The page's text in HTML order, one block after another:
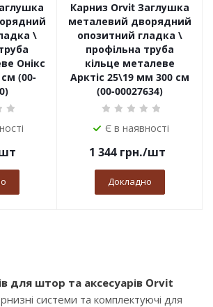
\
Онікс
(00-
Карниз Orvit Заглушка
металевий дворядний
опозитний гладка \
профільна труба
кільце металеве
Арктіс 25\19 мм 300 см
(00-00027634)
Є в наявності
1 344 грн./шт
Докладно
для штор та аксесуарів Orvit
системи та комплектуючі для